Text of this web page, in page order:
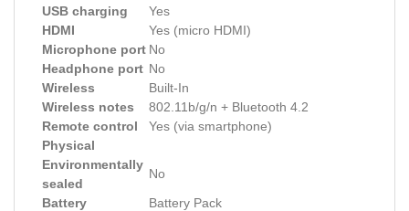
USB charging
Yes
HDMI
Yes (micro HDMI)
Microphone port No
Headphone port No
Wireless
Built-In
Wireless notes
802.11b/g/n + Bluetooth 4.2
Remote control
Yes (via smartphone)
Physical
Environmentally
sealed
No
Battery
Battery Pack